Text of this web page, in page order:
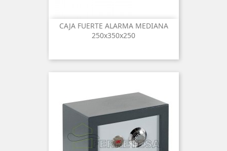
CAJA FUERTE ALARMA MEDIANA
250x350x250